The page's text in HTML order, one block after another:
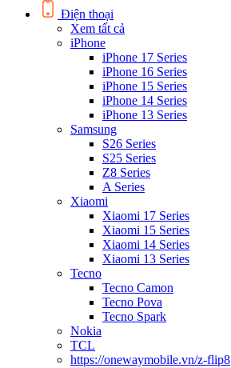
Điện thoại
Xem tất cả
iPhone
iPhone 17 Series
iPhone 16 Series
iPhone 15 Series
iPhone 14 Series
iPhone 13 Series
Samsung
S26 Series
S25 Series
Z8 Series
A Series
Xiaomi
Xiaomi 17 Series
Xiaomi 15 Series
Xiaomi 14 Series
Xiaomi 13 Series
Tecno
Tecno Camon
Tecno Pova
Tecno Spark
Nokia
TCL
https://onewaymobile.vn/z-flip8